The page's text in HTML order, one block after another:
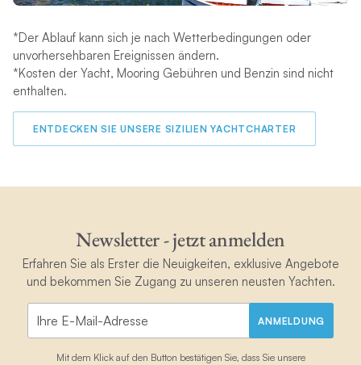
*Der Ablauf kann sich je nach Wetterbedingungen oder
unvorhersehbaren Ereignissen ändern.
*Kosten der Yacht, Mooring Gebühren und Benzin sind nicht
enthalten.
ENTDECKEN SIE UNSERE SIZILIEN YACHTCHARTER
Newsletter - jetzt anmelden
Erfahren Sie als Erster die Neuigkeiten, exklusive Angebote
und bekommen Sie Zugang zu unseren neusten Yachten.
ANMELDUNG
Mit dem Klick auf den Button bestätigen Sie, dass Sie unsere